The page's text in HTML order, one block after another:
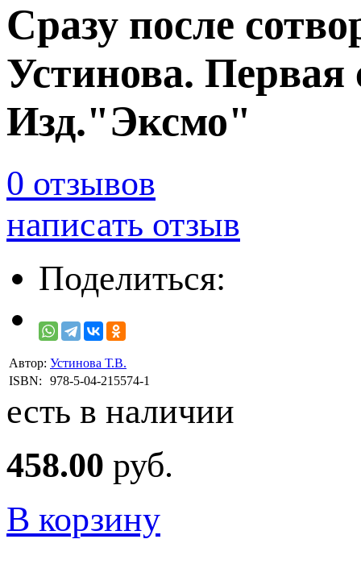
Сразу после
Устинова.
Изд."Эксмо"
0 отзывов
написать отзыв
Поделиться:
Автор: Устинова Т.В.
ISBN:
978-5-04-215574-1
есть в наличии
458.00 руб.
В корзину